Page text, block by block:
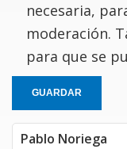
necesaria,
moderación.
para que se
GUARDAR
Pablo Noriega